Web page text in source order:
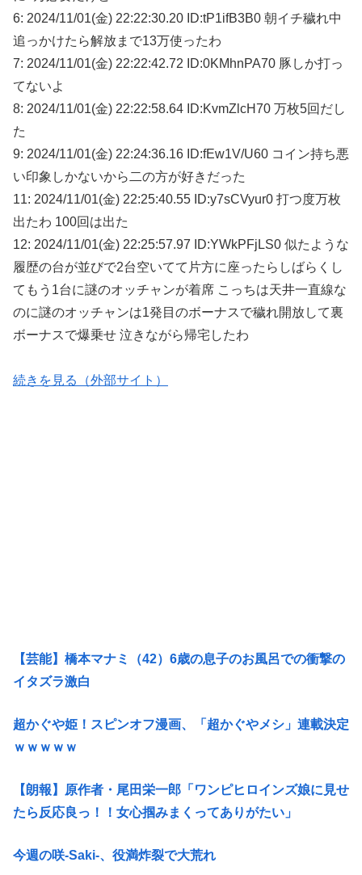
6: 2024/11/01(金) 22:22:30.20 ID:tP1ifB3B0 朝イチ穢れ中
追っかけたら解放まで13万使ったわ
7: 2024/11/01(金) 22:22:42.72 ID:0KMhnPA70 豚しか打っ
てないよ
8: 2024/11/01(金) 22:22:58.64 ID:KvmZlcH70 万枚5回だし
た
9: 2024/11/01(金) 22:24:36.16 ID:fEw1V/U60 コイン持ち悪
い印象しかないから二の方が好きだった
11: 2024/11/01(金) 22:25:40.55 ID:y7sCVyur0 打つ度万枚
出たわ 100回は出た
12: 2024/11/01(金) 22:25:57.97 ID:YWkPFjLS0 似たような
履歴の台が並びで2台空いてて片方に座ったらしばらくし
てもう1台に謎のオッチャンが着席 こっちは天井一直線な
のに謎のオッチャンは1発目のボーナスで穢れ開放して裏
ボーナスで爆乗せ 泣きながら帰宅したわ
続きを見る（外部サイト）
【芸能】橋本マナミ（42）6歳の息子のお風呂での衝撃の
イタズラ激白
超かぐや姫！スピンオフ漫画、「超かぐやメシ」連載決定
ｗｗｗｗｗ
【朗報】原作者・尾田栄一郎「ワンピヒロインズ娘に見せ
たら反応良っ！！女心掴みまくってありがたい」
今週の咲-Saki-、役満炸裂で大荒れ